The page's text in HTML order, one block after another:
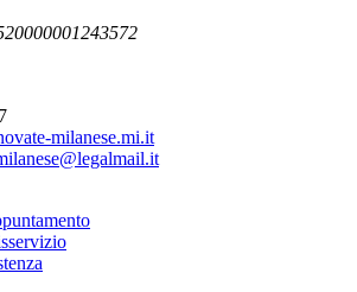
milanese.mi.it